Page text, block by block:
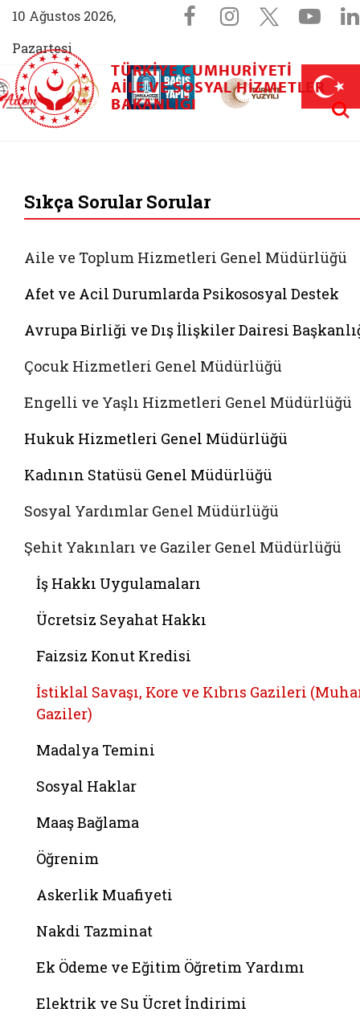
10 Ağustos 2026,
Pazartesi
Sosyal
Facebook
Instagram
X
Aile (yeni sekmede açılır)
AİLEM İletişim Merkezi (yeni sekmede açılır)
Aile ve Nüfus On Yılı (yeni sekmede açılır)
Darülaceze bağış sayfası (yeni
TÜRKIYE CUMHURIYETI
AILE VE SOSYAL HIZMETLER
BAKANLIĞI
Sıkça Sorular Sorular
Aile ve Toplum Hizmetleri Genel Müdürlüğü
Afet ve Acil Durumlarda Psikososyal Destek
Avrupa Birliği ve Dış İlişkiler Dairesi
Çocuk Hizmetleri Genel Müdürlüğü
Engelli ve Yaşlı Hizmetleri Genel Müdürlüğü
Hukuk Hizmetleri Genel Müdürlüğü
Kadının Statüsü Genel Müdürlüğü
Sosyal Yardımlar Genel Müdürlüğü
Şehit Yakınları ve Gaziler Genel Müdürlüğü
İş Hakkı Uygulamaları
Ücretsiz Seyahat Hakkı
Faizsiz Konut Kredisi
İstiklal Savaşı, Kore ve Kıbrıs Gazileri
Gaziler)
Madalya Temini
Sosyal Haklar
Maaş Bağlama
Öğrenim
Askerlik Muafiyeti
Nakdi Tazminat
Ek Ödeme ve Eğitim Öğretim Yardımı
Elektrik ve Su Ücret İndirimi